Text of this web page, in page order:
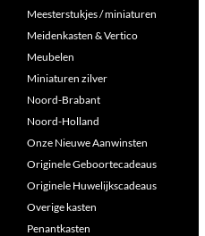
Meesterstukjes / miniaturen
Meidenkasten & Vertico
Meubelen
Miniaturen zilver
Noord-Brabant
Noord-Holland
Onze Nieuwe Aanwinsten
Originele Geboortecadeaus
Originele Huwelijkscadeaus
Overige kasten
Penantkasten